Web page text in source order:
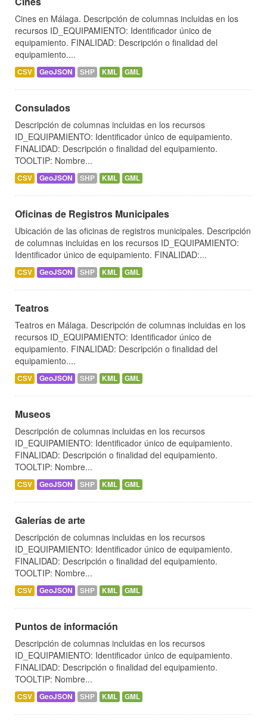
Cines en Málaga. Descripción de columnas incluidas en los
recursos ID_EQUIPAMIENTO: Identificador único de
equipamiento. FINALIDAD: Descripción o finalidad del
equipamiento....
CSV GeoJSON SHP KML GML
Consulados
Descripción de columnas incluidas en los recursos
ID_EQUIPAMIENTO: Identificador único de equipamiento.
FINALIDAD: Descripción o finalidad del equipamiento.
TOOLTIP: Nombre...
CSV GeoJSON SHP KML GML
Oficinas de Registros Municipales
Ubicación de las oficinas de registros municipales. Descripción
de columnas incluidas en los recursos ID_EQUIPAMIENTO:
Identificador único de equipamiento. FINALIDAD:...
CSV GeoJSON SHP KML GML
Teatros
Teatros en Málaga. Descripción de columnas incluidas en los
recursos ID_EQUIPAMIENTO: Identificador único de
equipamiento. FINALIDAD: Descripción o finalidad del
equipamiento....
CSV GeoJSON SHP KML GML
Museos
Descripción de columnas incluidas en los recursos
ID_EQUIPAMIENTO: Identificador único de equipamiento.
FINALIDAD: Descripción o finalidad del equipamiento.
TOOLTIP: Nombre...
CSV GeoJSON SHP KML GML
Galerías de arte
Descripción de columnas incluidas en los recursos
ID_EQUIPAMIENTO: Identificador único de equipamiento.
FINALIDAD: Descripción o finalidad del equipamiento.
TOOLTIP: Nombre...
CSV GeoJSON SHP KML GML
Puntos de información
Descripción de columnas incluidas en los recursos
ID_EQUIPAMIENTO: Identificador único de equipamiento.
FINALIDAD: Descripción o finalidad del equipamiento.
TOOLTIP: Nombre...
CSV GeoJSON SHP KML GML